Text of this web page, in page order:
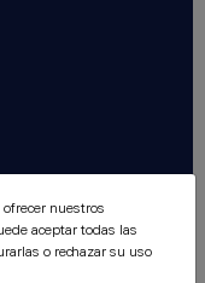
nuestros
aceptar todas las
o rechazar su uso